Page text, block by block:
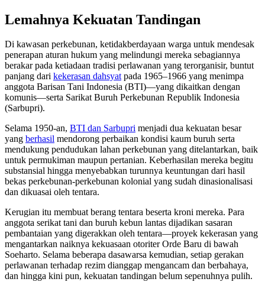
Lemahnya Kekuatan Tandingan
Di kawasan perkebunan, ketidakberdayaan warga untuk mendesak
penerapan aturan hukum yang melindungi mereka sebagiannya
berakar pada ketiadaan tradisi perlawanan yang terorganisir, buntut
panjang dari kekerasan dahsyatpada 1965–1966 yang menimpa
anggota Barisan Tani Indonesia (BTI)—yang dikaitkan dengan
komunis—serta Sarikat Buruh Perkebunan Republik Indonesia
(Sarbupri).
Selama 1950-an, BTI dan Sarbupri menjadi dua kekuatan besar
yang berhasil mendorong perbaikan kondisi kaum buruh serta
mendukung pendudukan lahan perkebunan yang ditelantarkan, baik
untuk permukiman maupun pertanian. Keberhasilan mereka begitu
substansial hingga menyebabkan turunnya keuntungan dari hasil
bekas perkebunan-perkebunan kolonial yang sudah dinasionalisasi
dan dikuasai oleh tentara.
Kerugian itu membuat berang tentara beserta kroni mereka. Para
anggota serikat tani dan buruh kebun lantas dijadikan sasaran
pembantaian yang digerakkan oleh tentara—proyek kekerasan yang
mengantarkan naiknya kekuasaan otoriter Orde Baru di bawah
Soeharto. Selama beberapa dasawarsa kemudian, setiap gerakan
perlawanan terhadap rezim dianggap mengancam dan berbahaya,
dan hingga kini pun, kekuatan tandingan belum sepenuhnya pulih.